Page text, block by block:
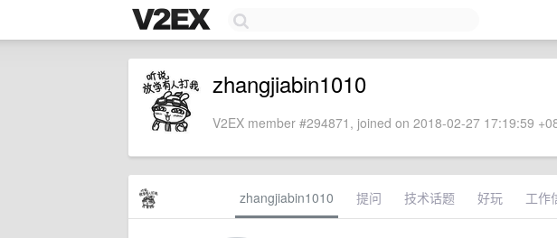
zhangjiabin1010
V2EX member #294871, joined on 2018-02-27 17:19:59
zhangjiabin1010 提问 技术话题 好玩 工作